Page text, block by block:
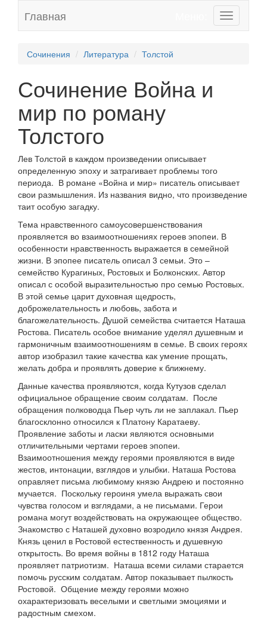
Toggle
navigation
Главная
Сочинения Литература Толстой
Сочинение Война и
мир по роману
Толстого
Лев Толстой в каждом произведении описывает
определенную эпоху и затрагивает проблемы того
периода. В романе «Война и мир» писатель описывает
свои размышления. Из названия видно, что произведение
таит особую загадку.
Тема нравственного самоусовершенствования
проявляется во взаимоотношениях героев эпопеи. В
особенности нравственность выражается в семейной
жизни. В эпопее писатель описал 3 семьи. Это –
семейство Курагиных, Ростовых и Болконских. Автор
описал с особой выразительностью про семью Ростовых.
В этой семье царит духовная щедрость,
доброжелательность и любовь, забота и
благожелательность. Душой семейства считается Наташа
Ростова. Писатель особое внимание уделял душевным и
гармоничным взаимоотношениям в семье. В своих героях
автор изобразил такие качества как умение прощать,
желать добра и проявлять доверие к ближнему.
Данные качества проявляются, когда Кутузов сделал
официальное обращение своим солдатам. После
обращения полководца Пьер чуть ли не заплакал. Пьер
благосклонно относился к Платону Каратаеву.
Проявление заботы и ласки являются основными
отличительными чертами героев эпопеи.
Взаимоотношения между героями проявляются в виде
жестов, интонации, взглядов и улыбки. Наташа Ростова
оправляет письма любимому князю Андрею и постоянно
мучается. Поскольку героиня умела выражать свои
чувства голосом и взглядами, а не письмами. Герои
романа могут воздействовать на окружающее общество.
Знакомство с Наташей духовно возродило князя Андрея.
Князь ценил в Ростовой естественность и душевную
открытость. Во время войны в 1812 году Наташа
проявляет патриотизм. Наташа всеми силами старается
помочь русским солдатам. Автор показывает пылкость
Ростовой. Общение между героями можно
охарактеризовать веселыми и светлыми эмоциями и
радостным смехом.